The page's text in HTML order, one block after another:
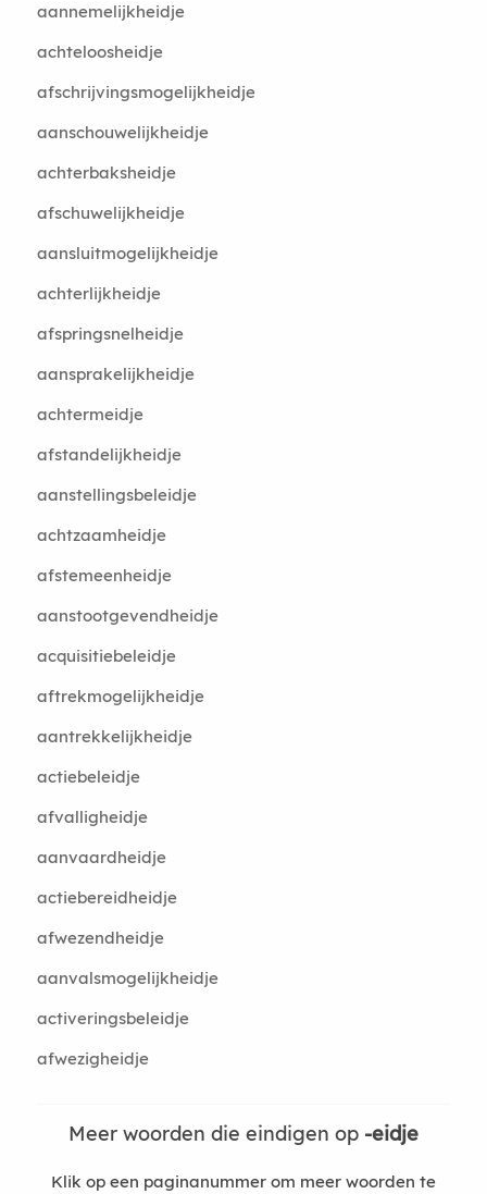
aannemelijkheidje
achteloosheidje
afschrijvingsmogelijkheidje
aanschouwelijkheidje
achterbaksheidje
afschuwelijkheidje
aansluitmogelijkheidje
achterlijkheidje
afspringsnelheidje
aansprakelijkheidje
achtermeidje
afstandelijkheidje
aanstellingsbeleidje
achtzaamheidje
afstemeenheidje
aanstootgevendheidje
acquisitiebeleidje
aftrekmogelijkheidje
aantrekkelijkheidje
actiebeleidje
afvalligheidje
aanvaardheidje
actiebereidheidje
afwezendheidje
aanvalsmogelijkheidje
activeringsbeleidje
afwezigheidje
Meer woorden die eindigen op -eidje
Klik op een paginanummer om meer woorden te